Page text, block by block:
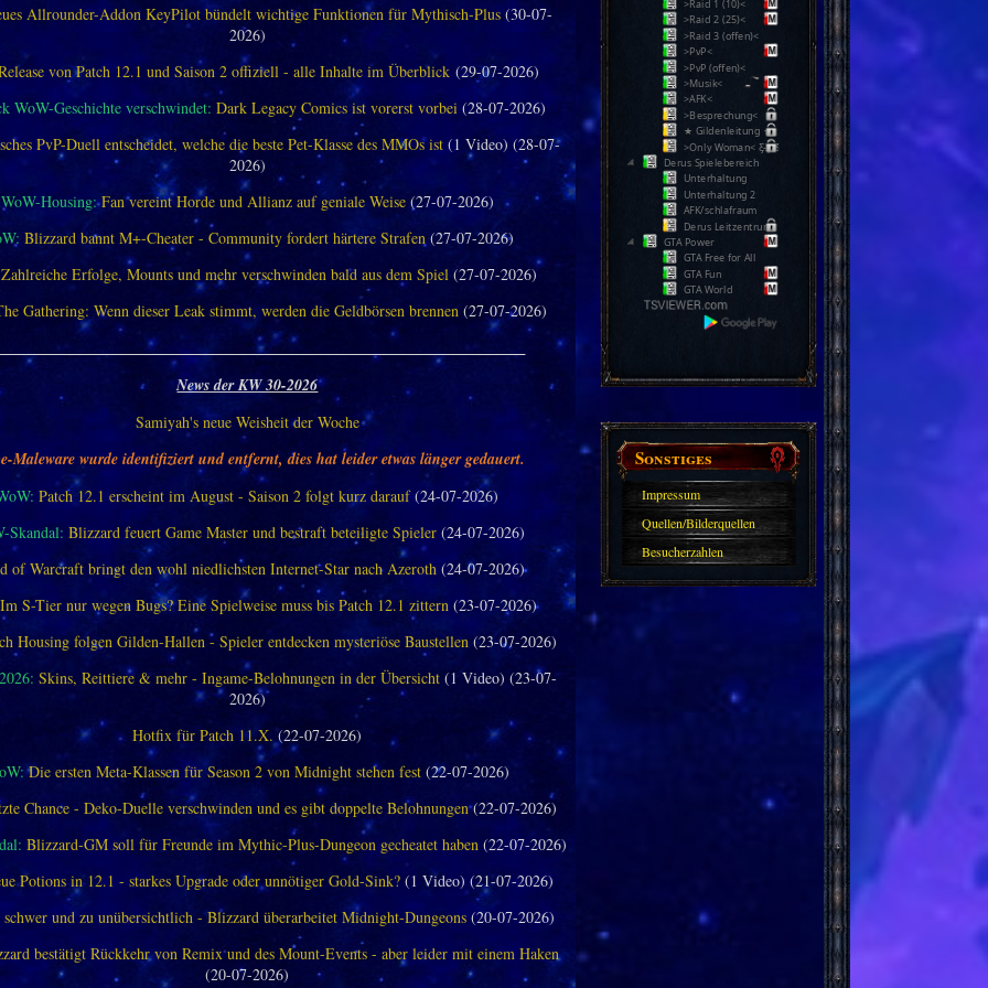
>Raid 1 (10)<
>Raid 2 (25)<
>Raid 3 (offen)<
>PvP<
>PvP (offen)<
>Musik<
>AFK<
>Besprechung<
★ Gildenleitung ★
>Only Woman< Ƹ̵̡Ӝ̵̨̄Ʒ
Derus Spielebereich
Unterhaltung
Unterhaltung 2
AFK/schlafraum
Derus Leitzentrum
GTA Power
GTA Free for All
GTA Fun
GTA World
Sonstiges
Impressum
Quellen/Bilderquellen
Besucherzahlen
Allrounder-Addon KeyPilot bündelt wichtige Funktionen für Mythisch-Plus (30-07-
2026)
von Patch 12.1 und Saison 2 offiziell - alle Inhalte im Überblick (29-07-2026)
WoW-Geschichte verschwindet: Dark Legacy Comics ist vorerst vorbei (28-07-2026)
PvP-Duell entscheidet, welche die beste Pet-Klasse des MMOs ist(1 Video) (28-07-
2026)
WoW-Housing: Fan vereint Horde und Allianz auf geniale Weise(27-07-2026)
Blizzard bannt M+-Cheater - Community fordert härtere Strafen (27-07-2026)
Zahlreiche Erfolge, Mounts und mehr verschwinden bald aus dem Spiel (27-07-2026)
Gathering: Wenn dieser Leak stimmt, werden die Geldbörsen brennen (27-07-2026)
News der KW 30-2026
Samiyah's neue Weisheit der Woche
Maleware wurde identifiziert und entfernt, dies hat leider etwas länger gedauert.
Patch 12.1 erscheint im August - Saison 2 folgt kurz darauf(24-07-2026)
Skandal: Blizzard feuert Game Master und bestraft beteiligte Spieler(24-07-2026)
of Warcraft bringt den wohl niedlichsten Internet-Star nach Azeroth (24-07-2026)
Im S-Tier nur wegen Bugs? Eine Spielweise muss bis Patch 12.1 zittern (23-07-2026)
Housing folgen Gilden-Hallen - Spieler entdecken mysteriöse Baustellen (23-07-2026)
Skins, Reittiere & mehr - Ingame-Belohnungen in der Übersicht (1 Video) (23-07-
2026)
Hotfix für Patch 11.X. (22-07-2026)
Die ersten Meta-Klassen für Season 2 von Midnight stehen fest(22-07-2026)
Chance - Deko-Duelle verschwinden und es gibt doppelte Belohnungen(22-07-2026)
Blizzard-GM soll für Freunde im Mythic-Plus-Dungeon gecheatet haben (22-07-2026)
Potions in 12.1 - starkes Upgrade oder unnötiger Gold-Sink? (1 Video) (21-07-2026)
und zu unübersichtlich - Blizzard überarbeitet Midnight-Dungeons (20-07-2026)
bestätigt Rückkehr von Remix und des Mount-Events - aber leider mit einem Haken
(20-07-2026)